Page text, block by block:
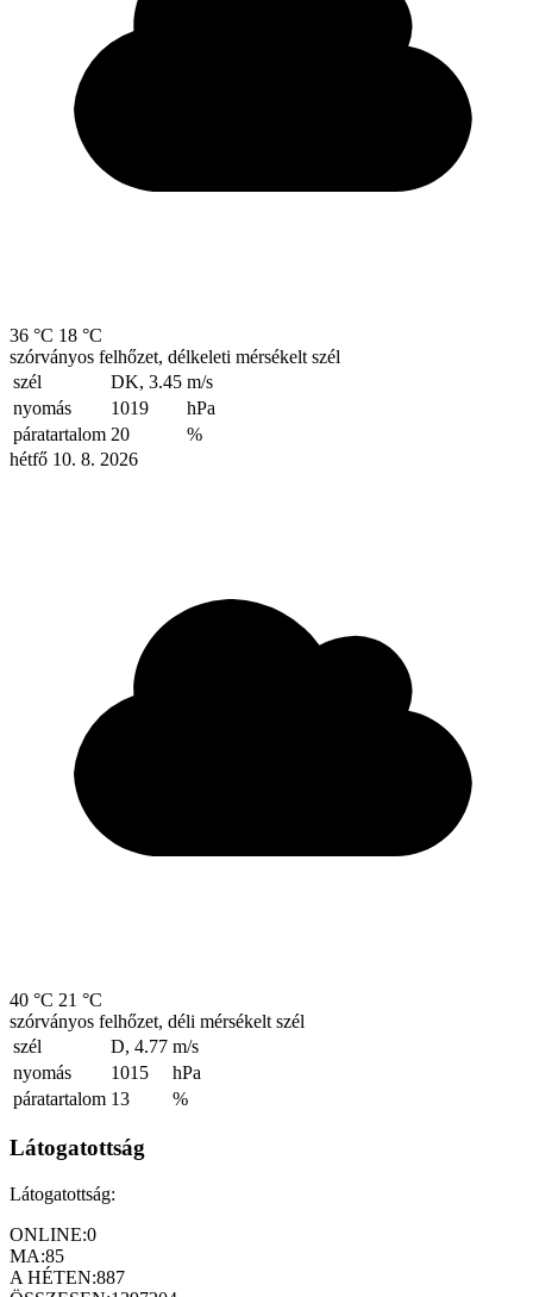
36 °C 18 °C
szórványos felhőzet, délkeleti mérsékelt szél
szél
DK, 3.45 m/s
nyomás
1019
hPa
páratartalom 20
%
hétfő 10. 8. 2026
40 °C 21 °C
szórványos felhőzet, déli mérsékelt szél
szél
D, 4.77 m/s
nyomás
1015
hPa
páratartalom 13 %
Látogatottság
Látogatottság:
ONLINE:0
MA:85
A HÉTEN:887